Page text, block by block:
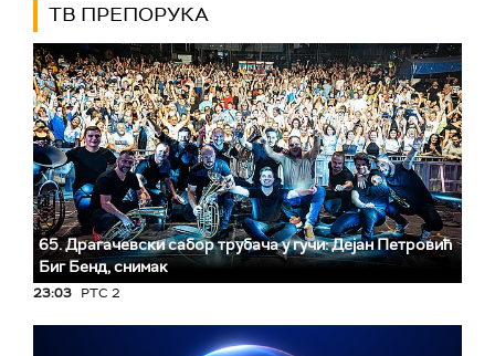
ТВ ПРЕПОРУКА
65. Драгачевски сабор трубача у гучи: Дејан Петровић
Биг Бeнд, снимак
23:03 РТС 2